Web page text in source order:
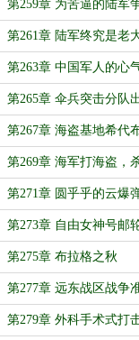
第259章 为苦逼的陆军
第261章 陆军终究是老
第263章 中国军人的心
第265章 伞兵突击分队
第267章 海盗基地希代
第269章 海军打海盗，
第271章 圆乎乎的云爆
点可爱
第273章 自由女神号邮
第275章 布拉格之秋
第277章 远东战区战争
第279章 外科手术式打